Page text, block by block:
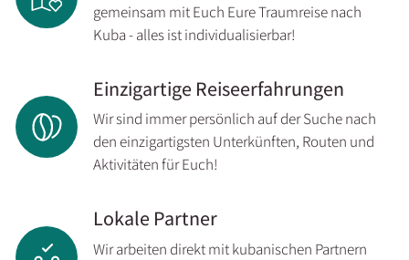
gemeinsam mit Euch Eure Traumreise nach
Kuba - alles ist individualisierbar!
Einzigartige Reiseerfahrungen
Wir sind immer persönlich auf der Suche nach
den einzigartigsten Unterkünften, Routen und
Aktivitäten für Euch!
Lokale Partner
Wir arbeiten direkt mit kubanischen Partnern